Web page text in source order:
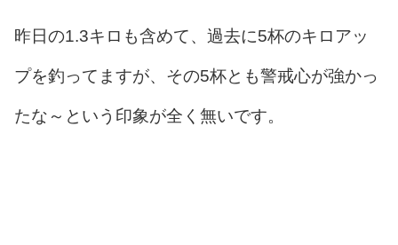
昨日の1.3キロも含めて、過去に5杯のキロアッ
プを釣ってますが、その5杯とも警戒心が強かっ
たな～という印象が全く無いです。